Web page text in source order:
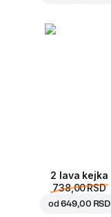
2 lava kejka
738,00 RSD
od649,00 RSD